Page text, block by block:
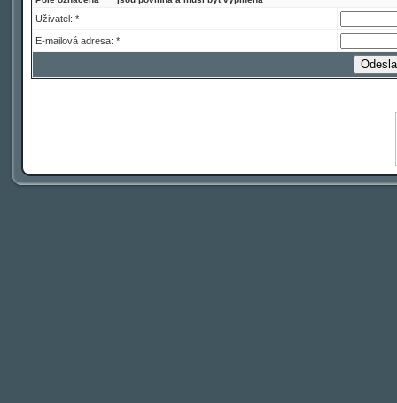
Uživatel: *
E-mailová adresa: *